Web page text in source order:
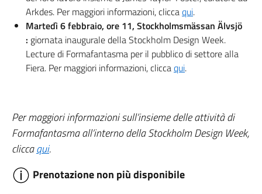
Arkdes. Per maggiori informazioni, cliccaqui.
Martedì 6 febbraio, ore 11, Stockholmsmässan Älvsjö
: giornata inaugurale della Stockholm Design Week.
Lecture di Formafantasma per il pubblico di settore alla
Fiera. Per maggiori informazioni, cliccaqui.
Per maggiori informazioni sull’insieme delle attività di
Formafantasma all’interno della Stockholm Design Week,
cliccaqui.
Prenotazione non più disponibile